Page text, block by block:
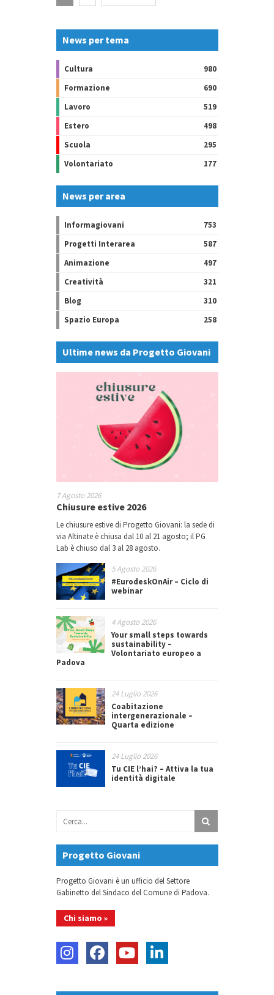
News per tema
Cultura
980
Formazione
690
Lavoro
519
Estero
498
Scuola
295
Volontariato
177
News per area
Informagiovani
753
Progetti Interarea
587
Animazione
497
Creatività
321
Blog
310
Spazio Europa
258
Ultime news da Progetto Giovani
7 Agosto 2026
Chiusure estive 2026
Le chiusure estive di Progetto Giovani: la sede di
via Altinate è chiusa dal 10 al 21 agosto; il PG
Lab è chiuso dal 3 al 28 agosto.
5 Agosto 2026
#EurodeskOnAir – Ciclo di
webinar
4 Agosto 2026
Your small steps towards
sustainability –
Volontariato europeo a
Padova
24 Luglio 2026
Coabitazione
intergenerazionale –
Quarta edizione
24 Luglio 2026
Tu CIE l’hai? – Attiva la tua
identità digitale
Progetto Giovani
Progetto Giovani è un ufficio del Settore
Gabinetto del Sindaco del Comune di Padova.
Chi siamo »